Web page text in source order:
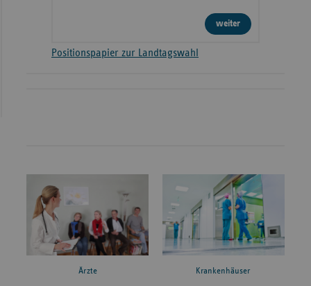
weiter
Positionspapier zur Landtagswahl
Ärzte Krankenhäuser